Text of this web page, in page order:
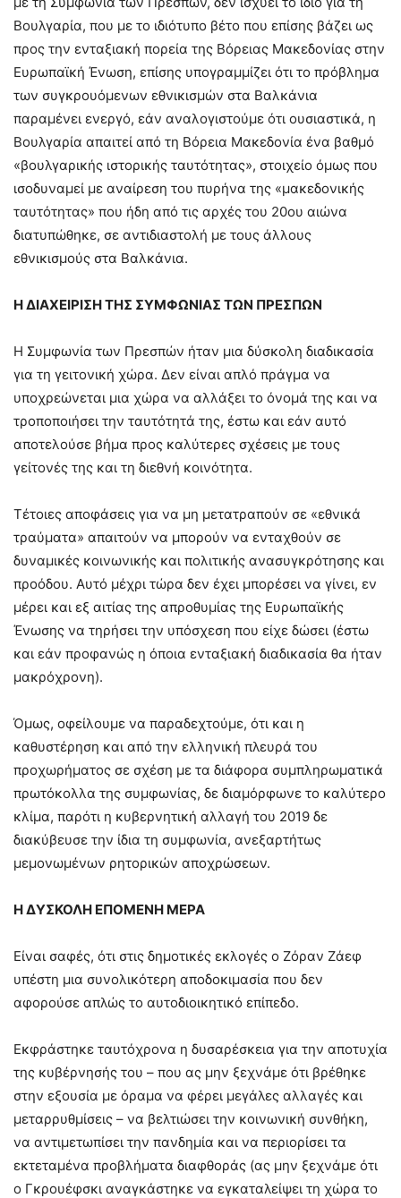
Βουλγαρία, που με το ιδιότυπο βέτο που επίσης βάζει ως
προς την ενταξιακή πορεία της Βόρειας Μακεδονίας στην
Ευρωπαϊκή Ένωση, επίσης υπογραμμίζει ότι το πρόβλημα
των συγκρουόμενων εθνικισμών στα Βαλκάνια
παραμένει ενεργό, εάν αναλογιστούμε ότι ουσιαστικά, η
Βουλγαρία απαιτεί από τη Βόρεια Μακεδονία ένα βαθμό
«βουλγαρικής ιστορικής ταυτότητας», στοιχείο όμως που
ισοδυναμεί με αναίρεση του πυρήνα της «μακεδονικής
ταυτότητας» που ήδη από τις αρχές του 20ου αιώνα
διατυπώθηκε, σε αντιδιαστολή με τους άλλους
εθνικισμούς στα Βαλκάνια.
Η ΔΙΑΧΕΙΡΙΣΗ ΤΗΣ ΣΥΜΦΩΝΙΑΣ ΤΩΝ ΠΡΕΣΠΩΝ
Η Συμφωνία των Πρεσπών ήταν μια δύσκολη διαδικασία
για τη γειτονική χώρα. Δεν είναι απλό πράγμα να
υποχρεώνεται μια χώρα να αλλάξει το όνομά της και να
τροποποιήσει την ταυτότητά της, έστω και εάν αυτό
αποτελούσε βήμα προς καλύτερες σχέσεις με τους
γείτονές της και τη διεθνή κοινότητα.
Τέτοιες αποφάσεις για να μη μετατραπούν σε «εθνικά
τραύματα» απαιτούν να μπορούν να ενταχθούν σε
δυναμικές κοινωνικής και πολιτικής ανασυγκρότησης και
προόδου. Αυτό μέχρι τώρα δεν έχει μπορέσει να γίνει, εν
μέρει και εξ αιτίας της απροθυμίας της Ευρωπαϊκής
Ένωσης να τηρήσει την υπόσχεση που είχε δώσει (έστω
και εάν προφανώς η όποια ενταξιακή διαδικασία θα ήταν
μακρόχρονη).
Όμως, οφείλουμε να παραδεχτούμε, ότι και η
καθυστέρηση και από την ελληνική πλευρά του
προχωρήματος σε σχέση με τα διάφορα συμπληρωματικά
πρωτόκολλα της συμφωνίας, δε διαμόρφωνε το καλύτερο
κλίμα, παρότι η κυβερνητική αλλαγή του 2019 δε
διακύβευσε την ίδια τη συμφωνία, ανεξαρτήτως
μεμονωμένων ρητορικών αποχρώσεων.
Η ΔΥΣΚΟΛΗ ΕΠΟΜΕΝΗ ΜΕΡΑ
Είναι σαφές, ότι στις δημοτικές εκλογές ο Ζόραν Ζάεφ
υπέστη μια συνολικότερη αποδοκιμασία που δεν
αφορούσε απλώς το αυτοδιοικητικό επίπεδο.
Εκφράστηκε ταυτόχρονα η δυσαρέσκεια για την αποτυχία
της κυβέρνησής του – που ας μην ξεχνάμε ότι βρέθηκε
στην εξουσία με όραμα να φέρει μεγάλες αλλαγές και
μεταρρυθμίσεις – να βελτιώσει την κοινωνική συνθήκη,
να αντιμετωπίσει την πανδημία και να περιορίσει τα
εκτεταμένα προβλήματα διαφθοράς (ας μην ξεχνάμε ότι
ο Γκρουέφσκι αναγκάστηκε να εγκαταλείψει τη χώρα το